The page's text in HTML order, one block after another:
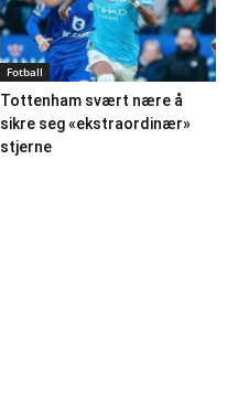
Fotball
Tottenham svært nære å
sikre seg «ekstraordinær»
stjerne